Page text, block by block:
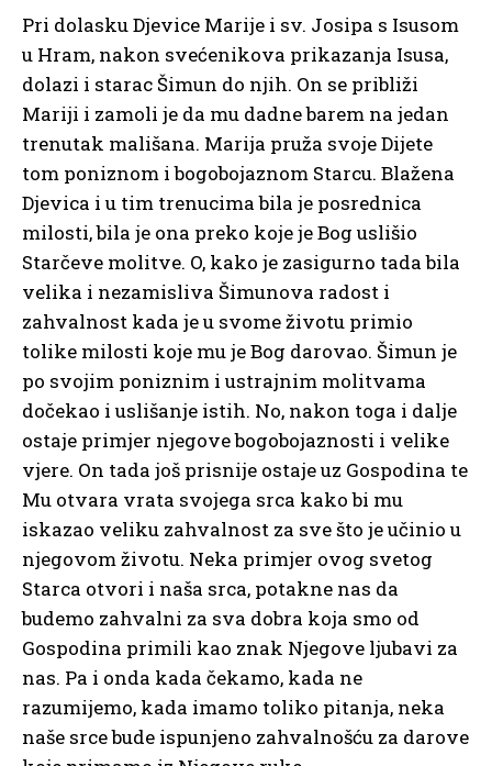
Pri dolasku Djevice Marije i sv. Josipa s Isusom
u Hram, nakon svećenikova prikazanja Isusa,
dolazi i starac Šimun do njih. On se približi
Mariji i zamoli je da mu dadne barem na jedan
trenutak mališana. Marija pruža svoje Dijete
tom poniznom i bogobojaznom Starcu. Blažena
Djevica i u tim trenucima bila je posrednica
milosti, bila je ona preko koje je Bog uslišio
Starčeve molitve. O, kako je zasigurno tada bila
velika i nezamisliva Šimunova radost i
zahvalnost kada je u svome životu primio
tolike milosti koje mu je Bog darovao. Šimun je
po svojim poniznim i ustrajnim molitvama
dočekao i uslišanje istih. No, nakon toga i dalje
ostaje primjer njegove bogobojaznosti i velike
vjere. On tada još prisnije ostaje uz Gospodina te
Mu otvara vrata svojega srca kako bi mu
iskazao veliku zahvalnost za sve što je učinio u
njegovom životu. Neka primjer ovog svetog
Starca otvori i naša srca, potakne nas da
budemo zahvalni za sva dobra koja smo od
Gospodina primili kao znak Njegove ljubavi za
nas. Pa i onda kada čekamo, kada ne
razumijemo, kada imamo toliko pitanja, neka
naše srce bude ispunjeno zahvalnošću za darove